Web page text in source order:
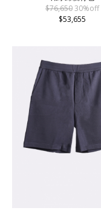
$76,65030%off
$53,655